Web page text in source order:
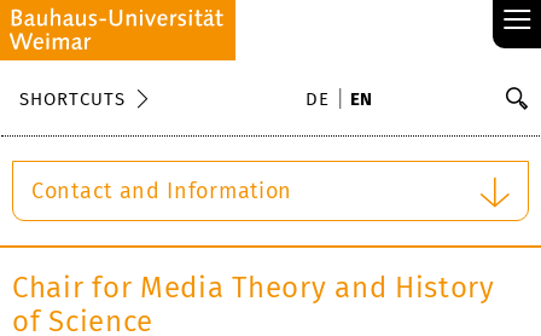
≡
SHORTCUTS DE EN
Contact and Information
Chair for Media Theory and History
of Science